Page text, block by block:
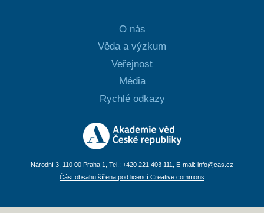
O nás
Věda a výzkum
Veřejnost
Média
Rychlé odkazy
Národní 3, 110 00 Praha 1, Tel.: +420 221 403 111, E-mail: info@cas.cz
Část obsahu šířena pod licencí Creative commons